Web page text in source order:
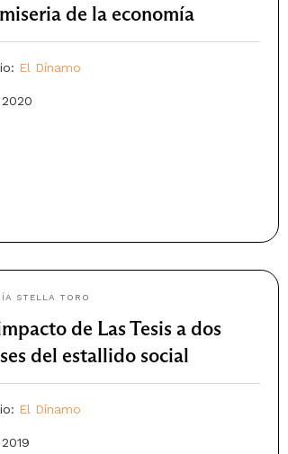
de la economía
El Dínamo
STELLA TORO
de Las Tesis a dos
del estallido social
El Dínamo